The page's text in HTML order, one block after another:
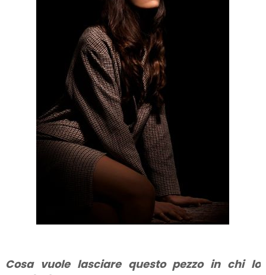
Cosa vuole lasciare questo pezzo in chi lo